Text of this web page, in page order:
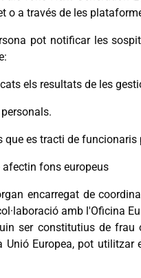
a través de les
pot notificar les
els resultats de les
que es tracti de funcionaris
fons europeus
encarregat de
amb l'Oficina
ser constitutius de
Europea, pot